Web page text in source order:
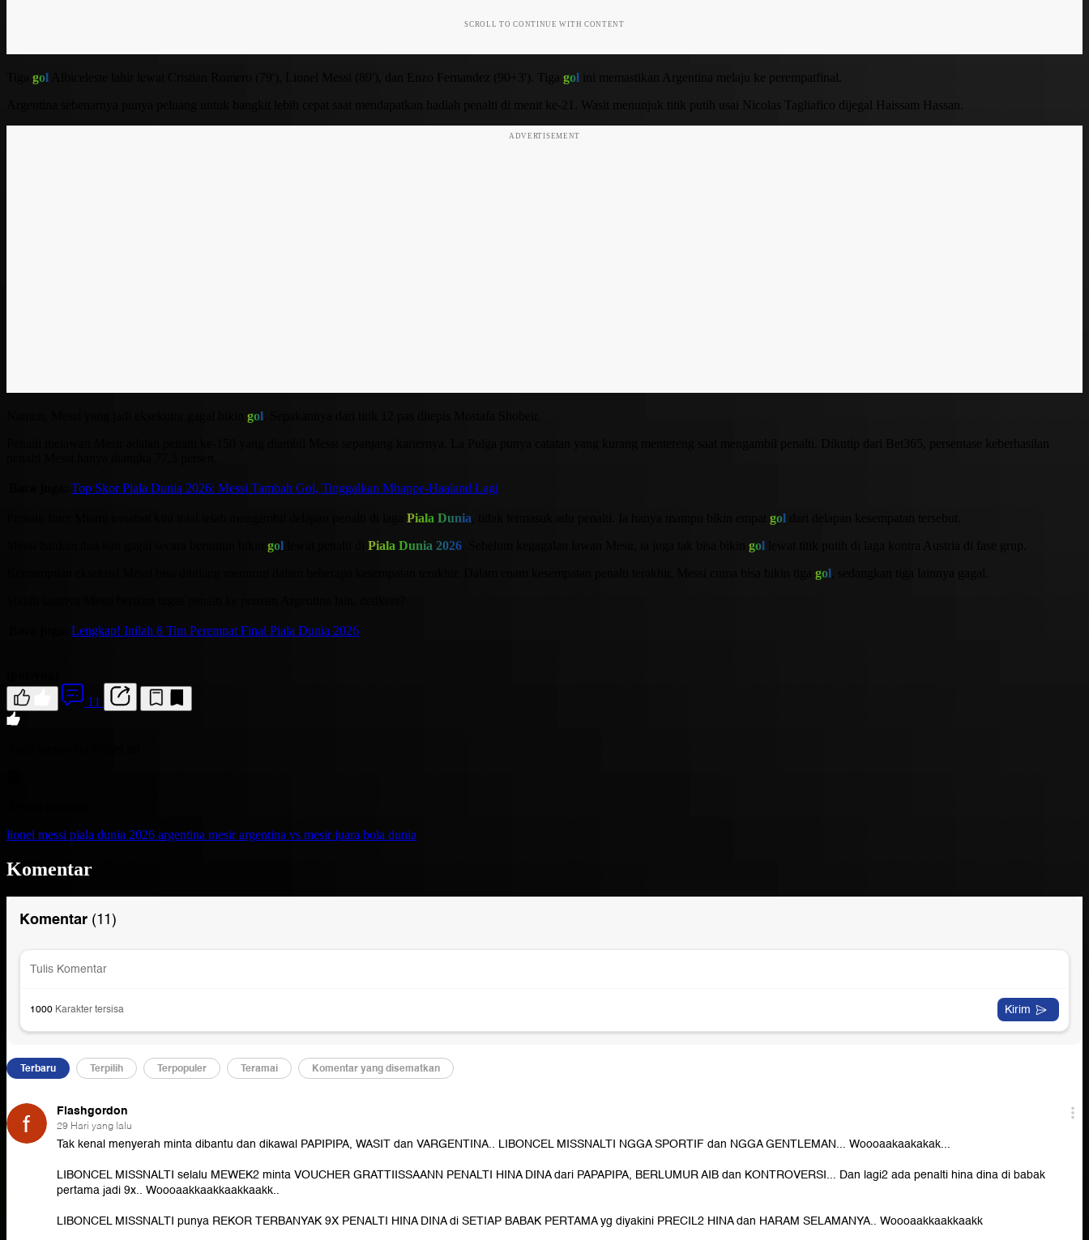
SCROLL TO CONTINUE WITH CONTENT
gol gol ini memastikan Argentina melaju ke perempatfinal.
Argentina sebenarnya punya peluang untuk bangkit lebih cepat saat mendapatkan hadiah penalti di menit ke-21. Wasit menunjuk titik putih usai Nicolas Tagliafico dijegal Haissam Hassan.
ADVERTISEMENT
gol
Top Skor Piala Dunia 2026: Messi Tambah Gol, Tinggalkan Mbappe-Haaland Lagi
Piala Dunia gol
gol Piala Dunia 2026 gol
gol
Lengkap! Inilah 8 Tim Perempat Final Piala Dunia 2026
11
lionel messi piala dunia 2026 argentina mesirargentina vs mesirjuara bola dunia
Komentar